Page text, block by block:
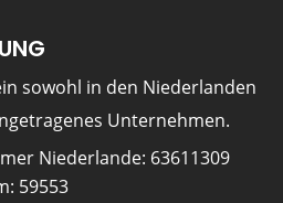
sowohl in den Niederlanden
Unternehmen.
Niederlande: 63611309
59553